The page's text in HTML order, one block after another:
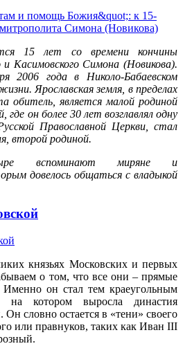
15 лет со времени кончины
Касимовского Симона (Новикова).
2006 года в Николо-Бабаевском
Ярославская земля, в пределах
обитель, является малой родиной
где он более 30 лет возглавлял одну
Православной Церкви, стал
второй родиной.
вспоминают миряне и
довелось общаться с владыкой
князьях Московских и первых
о том, что все они – прямые
он стал тем краеугольным
на котором выросла династия
словно остается в «тени» своего
или правнуков, таких как Иван III